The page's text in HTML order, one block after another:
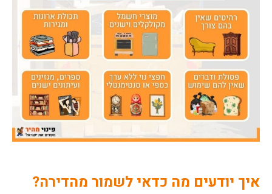
איך יודעים מה כדאי לשמור מהדירה?